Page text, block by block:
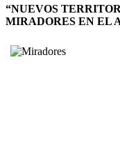
“NUEVOS
MIRADORES EN EL